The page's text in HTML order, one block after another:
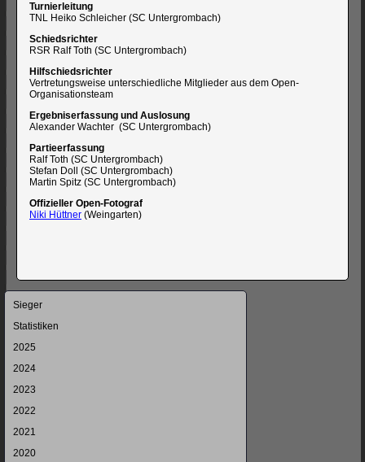
Turnierleitung
TNL Heiko Schleicher (SC Untergrombach)
Schiedsrichter
RSR Ralf Toth (SC Untergrombach)
Hilfschiedsrichter
Vertretungsweise unterschiedliche Mitglieder aus dem Open-
Organisationsteam
Ergebniserfassung und Auslosung
Alexander Wachter (SC Untergrombach)
Partieerfassung
Ralf Toth (SC Untergrombach)
Stefan Doll (SC Untergrombach)
Martin Spitz (SC Untergrombach)
Offizieller Open-Fotograf
Niki Hüttner (Weingarten)
Navigation
Sieger
Statistiken
2025
2024
2023
2022
2021
2020